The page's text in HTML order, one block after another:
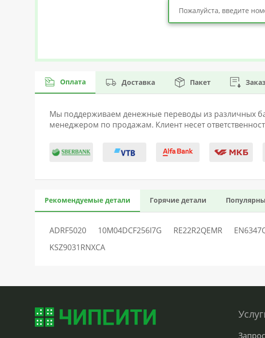
Пожалуйста, введите
Оплата Доставка Пакет
Мы поддерживаем денежные переводы из различных
менеджером по продажам. Клиент несет
Рекомендуемые детали Горячие детали
ADRF5020 10M04DCF256I7G RE22R2QEMR
KSZ9031RNXCA